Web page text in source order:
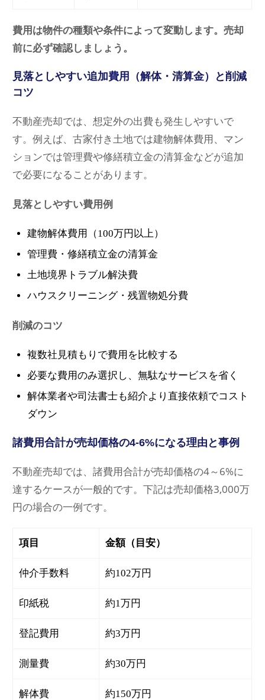
費用は物件の種類や条件によって変動します。売却
前に必ず確認しましょう。
見落としやすい追加費用（解体・清算金）と削減
コツ
不動産売却では、想定外の出費も発生しやすいで
す。例えば、古家付き土地では建物解体費用、マン
ションでは管理費や修繕積立金の清算金などが追加
で必要になることがあります。
見落としやすい費用例
建物解体費用（100万円以上）
管理費・修繕積立金の清算金
土地境界トラブル解決費
ハウスクリーニング・残置物処分費
削減のコツ
複数社見積もりで費用を比較する
必要な費用のみ選択し、無駄なサービスを省く
解体業者や司法書士も紹介より直接依頼でコスト
ダウン
諸費用合計が売却価格の4-6%になる理由と事例
不動産売却では、諸費用合計が売却価格の4～6%に
達するケースが一般的です。下記は売却価格3,000万
円の場合の一例です。
項目 金額（目安）
仲介手数料 約102万円
印紙税 約1万円
登記費用 約3万円
測量費 約30万円
解体費 約150万円